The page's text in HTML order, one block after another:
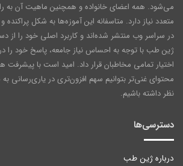
می‌شود. همه اعضای خانواده و همچنین ماهیت آن به
متعدد نیاز دارد. متاسفانه این آموزه‌ها به شکل
در سراسر وب منتشر شده‌اند و کاربرد اصلی خود را از
ژین طب با توجه به احساس نیاز جامعه، پاسخ خود را
اختیار تمامی مخاطبان قرار داد. امید است با پیشرفت
محتوای غنی‌تر بتوانیم سهم افزون‌تری در یاری‌رسانی
نظر داشته باشیم.
دسترسی‌ها
درباره ژین طب